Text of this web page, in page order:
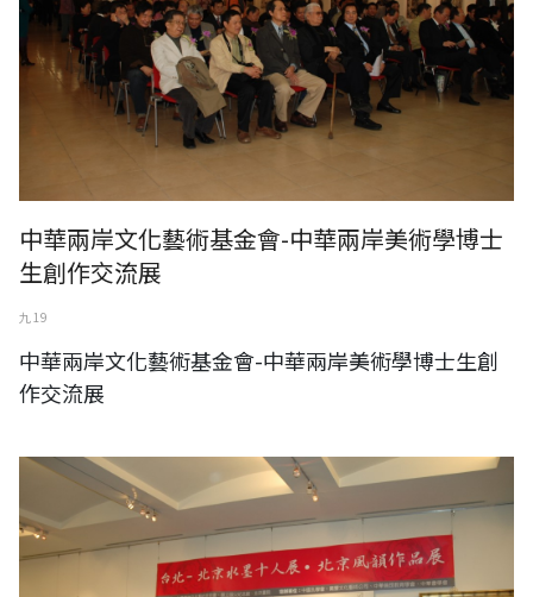
中華兩岸文化藝術基金會-中華兩岸美術學博士
生創作交流展
九 19
中華兩岸文化藝術基金會-中華兩岸美術學博士生創
作交流展
中華兩岸文化藝術基金會-台北北京水墨十人展 北京風韻作品展